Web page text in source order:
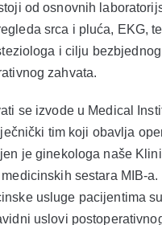
od osnovnih
srca i pluća, EKG,
i cilju
zahvata.
se izvode u Medical
tim koji obavlja
je ginekologa naše
sestara MIB-a.
usluge pacijentima su
uslovi